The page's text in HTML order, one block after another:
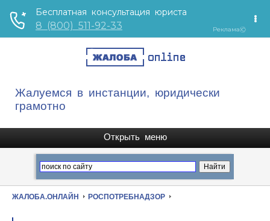
Жалуемся в инстанции, юридически
грамотно
ЖАЛОБА.ОНЛАЙН РОСПОТРЕБНАДЗОР